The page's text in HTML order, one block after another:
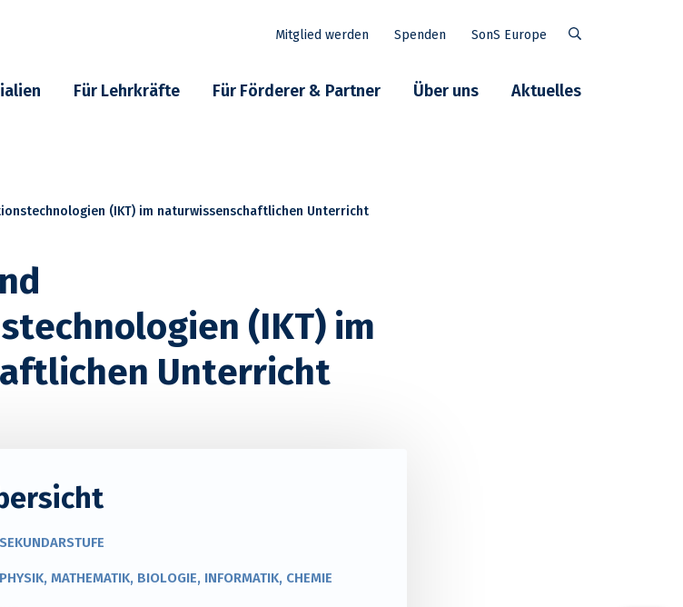
Suche
Für Lehrkräfte Für Förderer & Partner Über uns Aktuelles
Mitglied werden Spenden SonS Europe
(IKT) im naturwissenschaftlichen Unterricht
(IKT) im
Unterricht
SEKUNDARSTUFE
PHYSIK, MATHEMATIK, BIOLOGIE, INFORMATIK, CHEMIE